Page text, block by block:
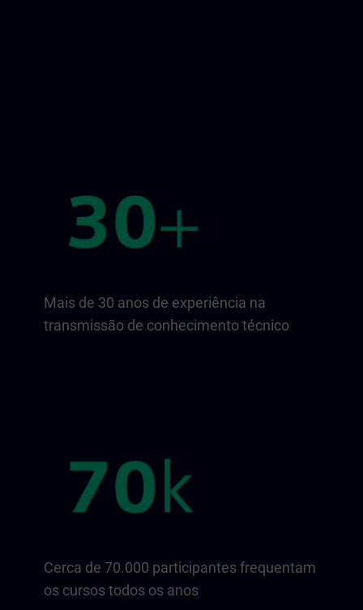
Mais de 30 anos de experiência na
transmissão de conhecimento técnico
Cerca de 70.000 participantes frequentam
os cursos todos os anos